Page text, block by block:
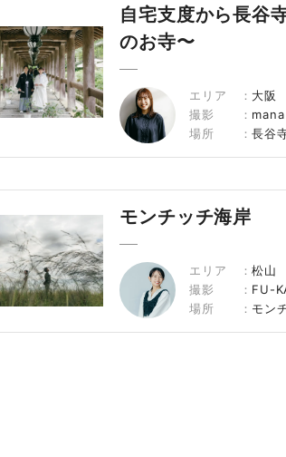
自宅支度から長谷
のお寺〜
エリア
大阪
撮影
mana
場所
長谷
モンチッチ海岸
エリア
松山
撮影
FU-
場所
モン